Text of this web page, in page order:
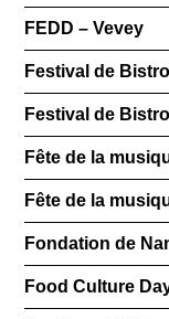
FEDD – Vevey
Festival de
Festival de
Fête de la
Fête de la
Fondation de
Food Culture